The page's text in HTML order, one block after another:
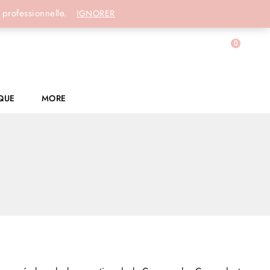
IGNORER
0
MORE